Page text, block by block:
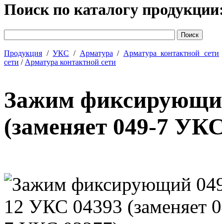
Поиск по каталогу
Продукция /УКС / Арматура / Арматура контактной сети
сети / Арматура контактной сети
Зажим
(заменяет 049-7